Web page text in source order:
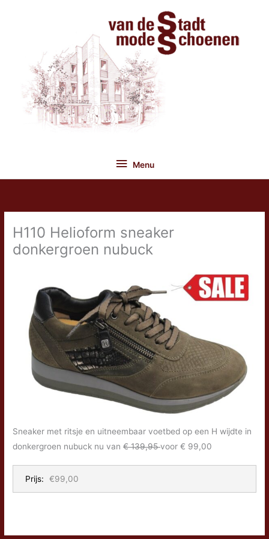
Menu
Menu
H110 Helioform sneaker
donkergroen nubuck
Sneaker met ritsje en uitneembaar voetbed op een H wijdte in
donkergroen nubuck nu van€ 139,95voor € 99,00
Prijs: €99,00